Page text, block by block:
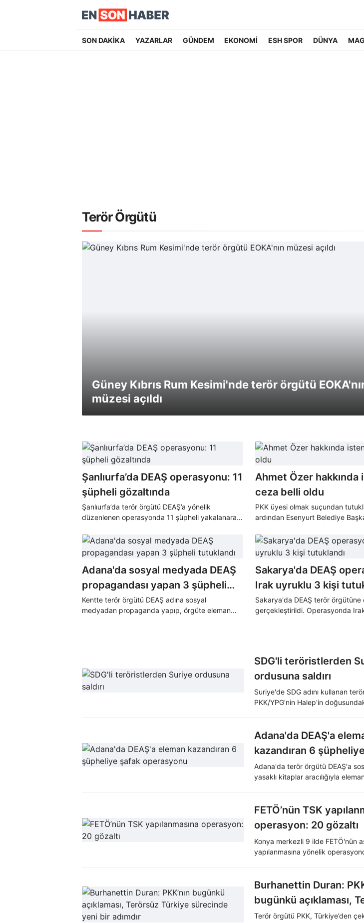
SON DAKİKA YAZARLAR GÜNDEM EKONOMİ ESH SPOR DÜNYA
Terör Örgütü
Güney Kıbrıs Rum Kesimi'nde terör örgütü
müzesi açıldı
Şanlıurfa’da DEAŞ operasyonu: 11
şüpheli gözaltında
Şanlıurfa’da terör örgütü DEAŞ’a yönelik
düzenlenen operasyonda 11 şüpheli yakalanarak
Ahmet Özer hakkında
ceza belli oldu
PKK üyesi olmak suçundan
ardından Esenyurt Belediye
yargılandığı davada cumhuriyet
örgütüne üye olma' suçundan
aydan 15 yıla kadar hapisle
talep etti.
Adana'da sosyal medyada DEAŞ
propagandası yapan 3 şüpheli
tutuklandı
Kentte terör örgütü DEAŞ adına sosyal
medyadan propaganda yapıp, örgüte eleman
Sakarya'da DEAŞ
Irak uyruklu 3 kişi
Sakarya'da DEAŞ terör örgütüne
gerçekleştirildi. Operasyonda
SDG'li teröristlerden
ordusuna saldırı
Suriye'de SDG adını kullanan
PKK/YPG'nin Halep'in
yaşamını yitirdiği, 1 askerin ağır
Adana'da DEAŞ'a
kazandıran 6
operasyonu
Adana'da terör örgütü DEAŞ'a
yasaklı kitaplar aracılığıyla
düzenledi.
FETÖ’nün TSK
operasyon: 20 gözaltı
Konya merkezli 9 ilde FETÖ'nün
yapılanmasına yönelik
Burhanettin Duran:
bugünkü açıklaması,
Türkiye sürecinde
Terör örgütü PKK, Türkiye’den